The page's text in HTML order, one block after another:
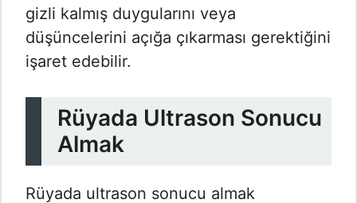
gizli kalmış duygularını veya
düşüncelerini açığa çıkarması gerektiğini
işaret edebilir.
Rüyada Ultrason Sonucu
Almak
Rüyada ultrason sonucu almak